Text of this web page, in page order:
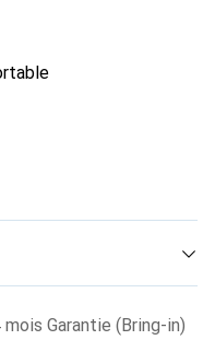
mois Garantie (Bring-in)